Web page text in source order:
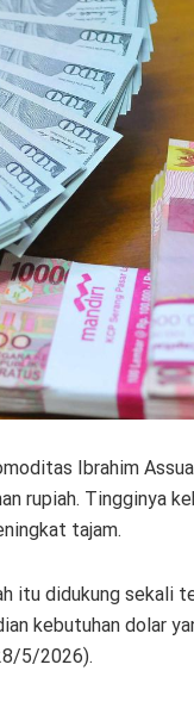
Ibrahim
rupiah. Tingginya
tajam.
itu didukung sekali
kebutuhan dolar
5/2026).